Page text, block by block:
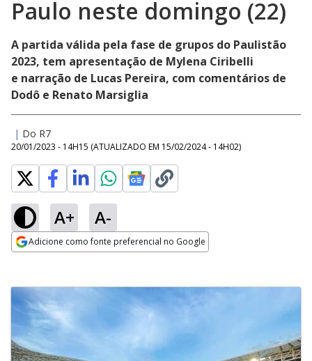
Paulo neste domingo (22)
A partida válida pela fase de grupos do Paulistão
2023, tem apresentação de Mylena Ciribelli
e narração de Lucas Pereira, com comentários de
Dodô e Renato Marsiglia
| Do R7
20/01/2023 - 14H15 (ATUALIZADO EM 15/02/2024 - 14H02)
A+ A-
Adicione como fonte preferencial no Google